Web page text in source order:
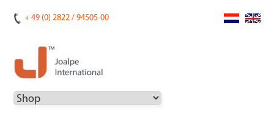
+ 49 (0) 2822 / 94505-00